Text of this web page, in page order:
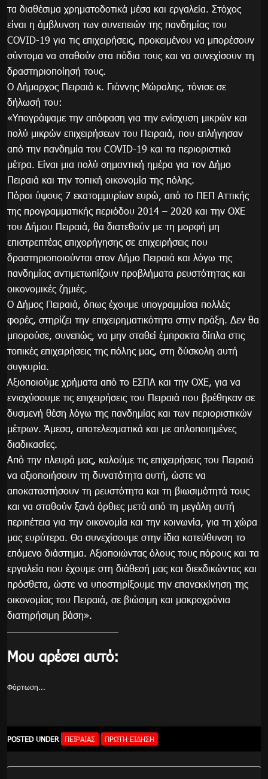
τα διαθέσιμα χρηματοδοτικά μέσα και εργαλεία. Στόχος
είναι η άμβλυνση των συνεπειών της πανδημίας του
COVID-19 για τις επιχειρήσεις, προκειμένου να μπορέσουν
σύντομα να σταθούν στα πόδια τους και να συνεχίσουν τη
δραστηριοποίησή τους.
Ο Δήμαρχος Πειραιά κ. Γιάννης Μώραλης, τόνισε σε
δήλωσή του:
«Υπογράψαμε την απόφαση για την ενίσχυση μικρών και
πολύ μικρών επιχειρήσεων του Πειραιά, που επλήγησαν
από την πανδημία του COVID-19 και τα περιοριστικά
μέτρα. Είναι μια πολύ σημαντική ημέρα για τον Δήμο
Πειραιά και την τοπική οικονομία της πόλης.
Πόροι ύψους 7 εκατομμυρίων ευρώ, από το ΠΕΠ Αττικής
της προγραμματικής περιόδου 2014 – 2020 και την ΟΧΕ
του Δήμου Πειραιά, θα διατεθούν με τη μορφή μη
επιστρεπτέας επιχορήγησης σε επιχειρήσεις που
δραστηριοποιούνται στον Δήμο Πειραιά και λόγω της
πανδημίας αντιμετωπίζουν προβλήματα ρευστότητας και
οικονομικές ζημιές.
Ο Δήμος Πειραιά, όπως έχουμε υπογραμμίσει πολλές
φορές, στηρίζει την επιχειρηματικότητα στην πράξη. Δεν θα
μπορούσε, συνεπώς, να μην σταθεί έμπρακτα δίπλα στις
τοπικές επιχειρήσεις της πόλης μας, στη δύσκολη αυτή
συγκυρία.
Αξιοποιούμε χρήματα από το ΕΣΠΑ και την ΟΧΕ, για να
ενισχύσουμε τις επιχειρήσεις του Πειραιά που βρέθηκαν σε
δυσμενή θέση λόγω της πανδημίας και των περιοριστικών
μέτρων. Άμεσα, αποτελεσματικά και με απλοποιημένες
διαδικασίες.
Από την πλευρά μας, καλούμε τις επιχειρήσεις του Πειραιά
να αξιοποιήσουν τη δυνατότητα αυτή, ώστε να
αποκαταστήσουν τη ρευστότητα και τη βιωσιμότητά τους
και να σταθούν ξανά όρθιες μετά από τη μεγάλη αυτή
περιπέτεια για την οικονομία και την κοινωνία, για τη χώρα
μας ευρύτερα. Θα συνεχίσουμε στην ίδια κατεύθυνση το
επόμενο διάστημα. Αξιοποιώντας όλους τους πόρους και τα
εργαλεία που έχουμε στη διάθεσή μας και διεκδικώντας και
πρόσθετα, ώστε να υποστηρίξουμε την επανεκκίνηση της
οικονομίας του Πειραιά, σε βιώσιμη και μακροχρόνια
διατηρήσιμη βάση».
Μου αρέσει αυτό:
Φόρτωση...
POSTED UNDER ΠΕΙΡΑΙΑΣ ΠΡΏΤΗ ΕΊΔΗΣΗ